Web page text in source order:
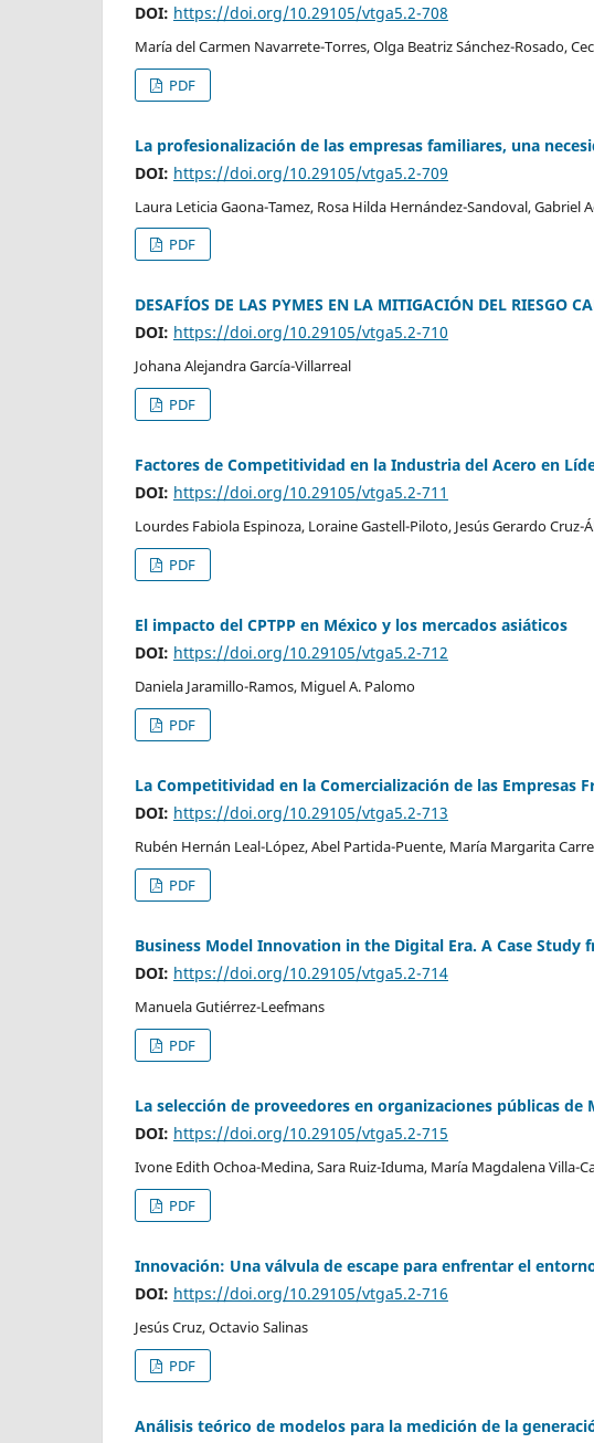
DOI: https://doi.org/10.29105/vtga5.2-708
María del Carmen Navarrete-Torres, Olga Beatriz Sánchez-Rosado,
PDF
La profesionalización de las empresas familiares, una
DOI: https://doi.org/10.29105/vtga5.2-709
Laura Leticia Gaona-Tamez, Rosa Hilda Hernández-Sandoval, Gabriel
PDF
DESAFÍOS DE LAS PYMES EN LA MITIGACIÓN DEL RIESGO
DOI: https://doi.org/10.29105/vtga5.2-710
Johana Alejandra García-Villarreal
PDF
Factores de Competitividad en la Industria del Acero en
DOI: https://doi.org/10.29105/vtga5.2-711
Lourdes Fabiola Espinoza, Loraine Gastell-Piloto, Jesús Gerardo Cruz-
PDF
El impacto del CPTPP en México y los mercados asiáticos
DOI: https://doi.org/10.29105/vtga5.2-712
Daniela Jaramillo-Ramos, Miguel A. Palomo
PDF
La Competitividad en la Comercialización de las Empresas
DOI: https://doi.org/10.29105/vtga5.2-713
Rubén Hernán Leal-López, Abel Partida-Puente, María Margarita
PDF
Business Model Innovation in the Digital Era. A Case Study
DOI: https://doi.org/10.29105/vtga5.2-714
Manuela Gutiérrez-Leefmans
PDF
La selección de proveedores en organizaciones públicas
DOI: https://doi.org/10.29105/vtga5.2-715
Ivone Edith Ochoa-Medina, Sara Ruiz-Iduma, María Magdalena Villa-
PDF
Innovación: Una válvula de escape para enfrentar el
DOI: https://doi.org/10.29105/vtga5.2-716
Jesús Cruz, Octavio Salinas
PDF
Análisis teórico de modelos para la medición de la